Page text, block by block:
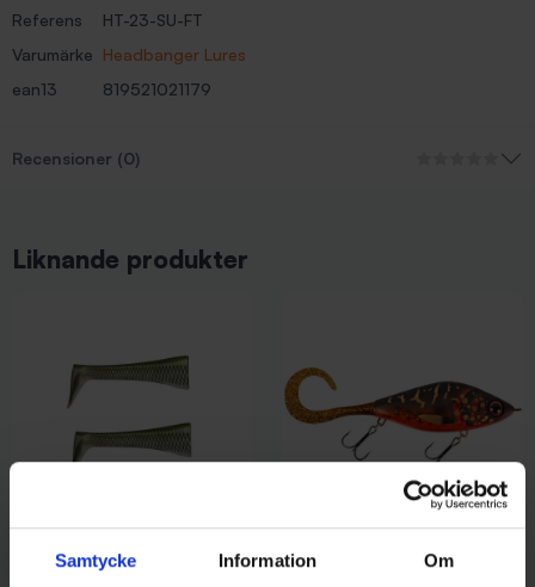
Samtycke Information Om
Referens
HT-23-SU-FT
Varumärke Headbanger Lures
ean13
819521021179
Recensioner (0)
Liknande produkter
Rapala
Rapala X-Rap Peto Extra Tails
Strike Pro